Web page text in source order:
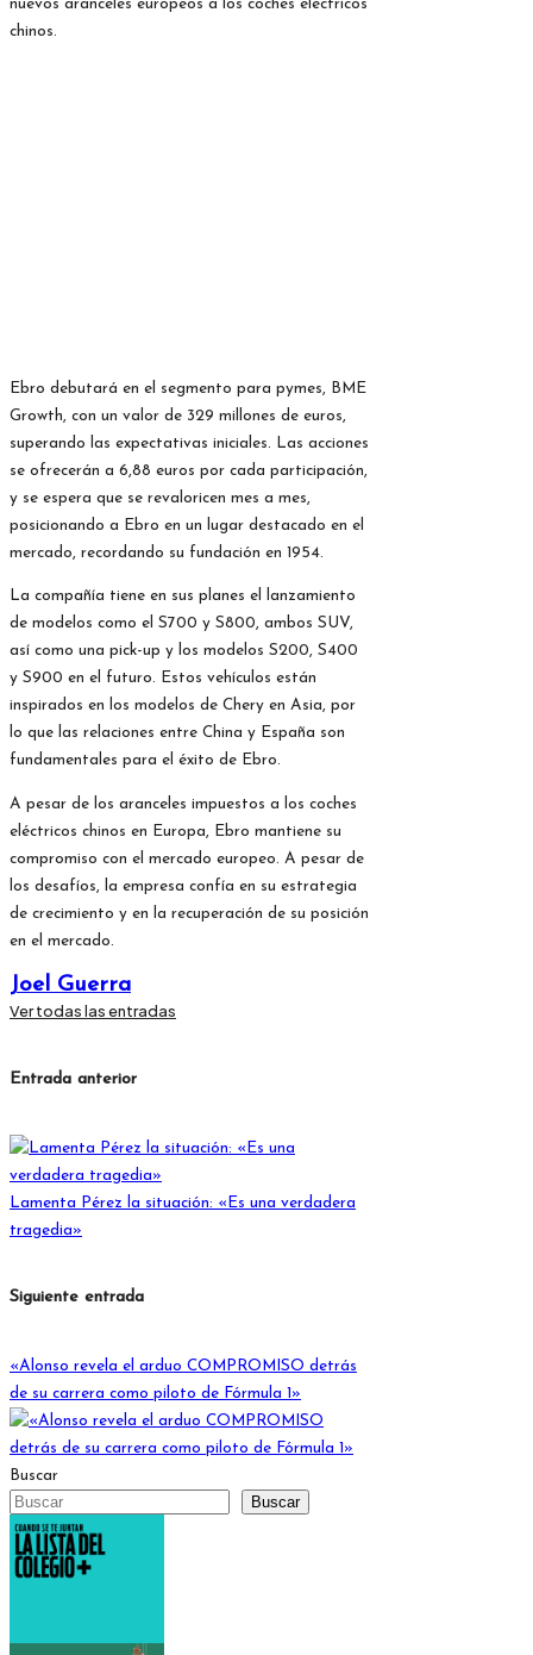
nuevos aranceles europeos a los coches eléctricos
chinos.
Ebro debutará en el segmento para pymes, BME
Growth, con un valor de 329 millones de euros,
superando las expectativas iniciales. Las acciones
se ofrecerán a 6,88 euros por cada participación,
y se espera que se revaloricen mes a mes,
posicionando a Ebro en un lugar destacado en el
mercado, recordando su fundación en 1954.
La compañía tiene en sus planes el lanzamiento
de modelos como el S700 y S800, ambos SUV,
así como una pick-up y los modelos S200, S400
y S900 en el futuro. Estos vehículos están
inspirados en los modelos de Chery en Asia, por
lo que las relaciones entre China y España son
fundamentales para el éxito de Ebro.
A pesar de los aranceles impuestos a los coches
eléctricos chinos en Europa, Ebro mantiene su
compromiso con el mercado europeo. A pesar de
los desafíos, la empresa confía en su estrategia
de crecimiento y en la recuperación de su posición
en el mercado.
Joel Guerra
Ver todas las entradas
Navegación
entradas
Entrada anterior
Lamenta Pérez la situación: «Es una verdadera
tragedia»
Siguiente entrada
«Alonso revela el arduo COMPROMISO detrás
de su carrera como piloto de Fórmula 1»
Buscar
Buscar